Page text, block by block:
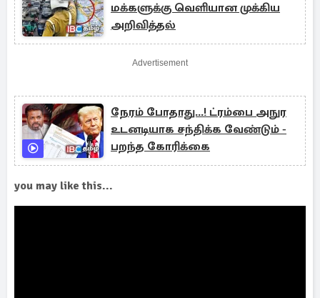
மக்களுக்கு வெளியான முக்கிய
அறிவித்தல்
Advertisement
நேரம் போதாது...! ட்ரம்பை அநுர
உடனடியாக சந்திக்க வேண்டும் -
பறந்த கோரிக்கை
you may like this...